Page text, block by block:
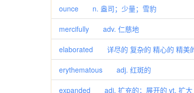
ounce n. 盎司；少量；雪豹
mercifully adv. 仁慈地
elaborated 详尽的 复杂的 精心的 精美的
erythematous adj. 红斑的
expanded adj. 扩充的；展开的 vt. 扩大